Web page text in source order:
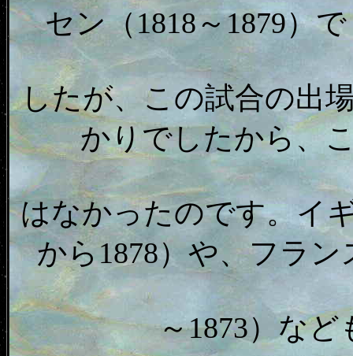
セン（1818～1879）
したが、この試合の出
かりでしたから、
はなかったのです。イ
から1878）や、フラ
～1873）な